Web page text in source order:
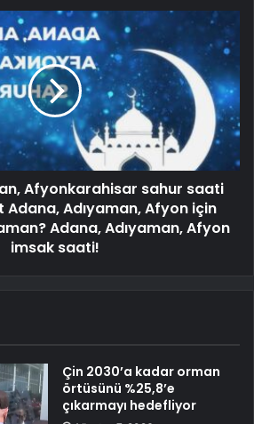
Afyonkarahisar sahur saati
Adıyaman, Afyon için
Adana, Adıyaman, Afyon
imsak saati!
Çin 2030’a kadar orman
örtüsünü %25,8’e
çıkarmayı hedefliyor